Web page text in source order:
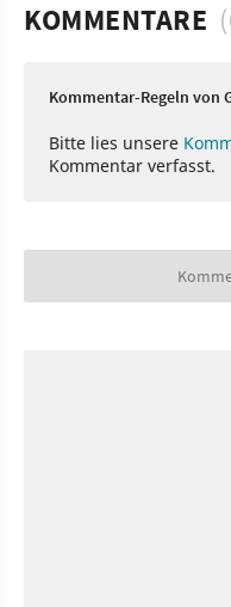
KOMMENTARE
Kommentar-Regeln von
Bitte lies unsere
Kommentar verfasst.